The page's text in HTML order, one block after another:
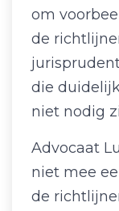
om
de
die
niet nodig
Advocaat
niet mee
de